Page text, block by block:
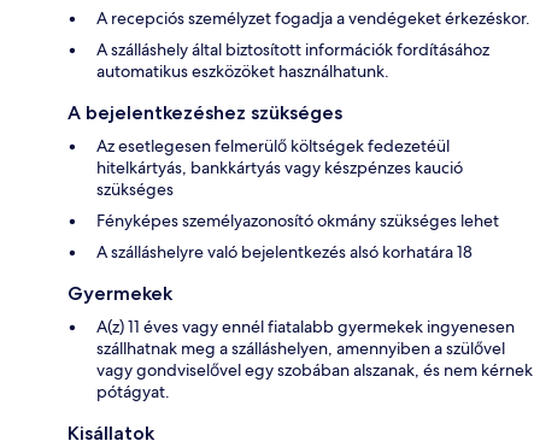
A recepciós személyzet fogadja a vendégeket érkezéskor.
A szálláshely által biztosított információk fordításához
automatikus eszközöket használhatunk.
A bejelentkezéshez szükséges
Az esetlegesen felmerülő költségek fedezetéül
hitelkártyás, bankkártyás vagy készpénzes kaució
szükséges
Fényképes személyazonosító okmány szükséges lehet
A szálláshelyre való bejelentkezés alsó korhatára 18
Gyermekek
A(z) 11 éves vagy ennél fiatalabb gyermekek ingyenesen
szállhatnak meg a szálláshelyen, amennyiben a szülővel
vagy gondviselővel egy szobában alszanak, és nem kérnek
pótágyat.
Kisállatok